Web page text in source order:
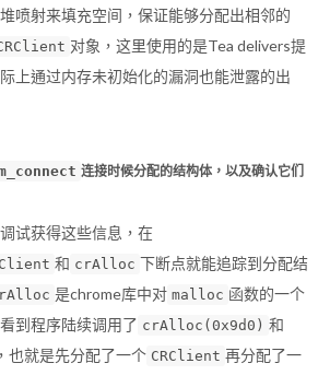
喷射来填充空间，保证能够分配出相邻的
对象，这里使用的是Tea delivers提
上通过内存未初始化的漏洞也能泄露的出
连接时候分配的结构体，以及确认它们
试获得这些信息，在
和 crAlloc 下断点就能追踪到分配结
是chrome库中对 malloc 函数的一个
到程序陆续调用了 crAlloc(0x9d0) 和
，也就是先分配了一个 CRClient 再分配了一